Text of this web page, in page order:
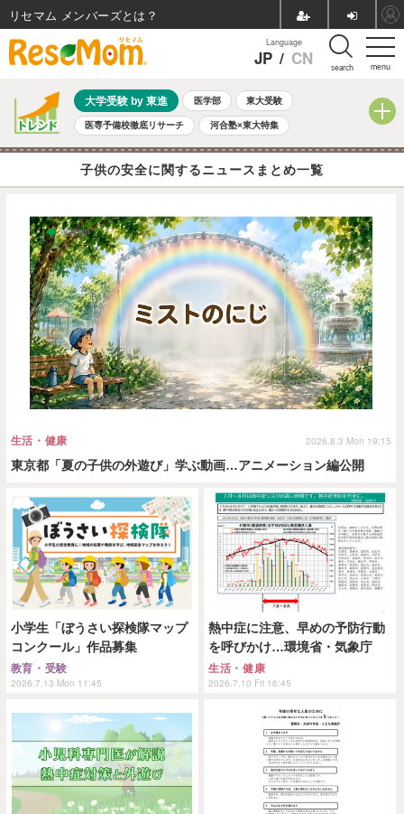
menu
Language
JP / CN search
大学受験 by 東進 医学部 東大受験
医専予備校徹底リサーチ 河合塾×東大特集
親子で考える大学選び 高校受験 中学受験 小学校受験
夏休み 8月開催学校説明会・相談会
自由研究教材（小学生向け） 自由研究教材（中学生向け） ランキング
子供の安全に関するニュースまとめ一覧
東京都「夏の子供の外遊び」学ぶ動画…アニメーション編公開
生活・健康 2026.8.3 Mon 19:15
小学生「ぼうさい探検隊マップ
コンクール」作品募集
教育・受験
2026.7.13 Mon 11:45
熱中症に注意、早めの予防行動
を呼びかけ…環境省・気象庁
生活・健康
2026.7.10 Fri 16:45
リセマム メンバーズ